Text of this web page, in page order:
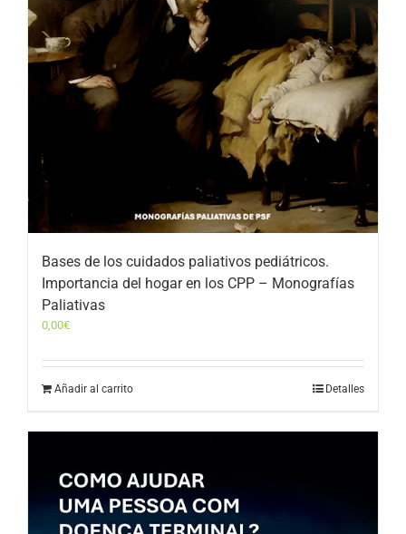
Bases de los cuidados paliativos pediátricos.
Importancia del hogar en los CPP – Monografías
Paliativas
0,00€
Añadir al carrito Detalles